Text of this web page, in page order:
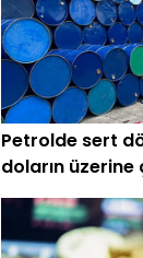
Petrolde sert
doların üzerine